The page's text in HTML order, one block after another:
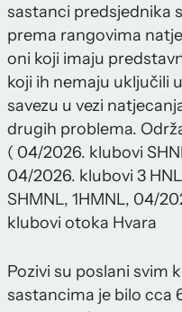
sastanci predsjednika
prema rangovima
oni koji imaju
koji ih nemaju uključili
savezu u vezi
drugih problema.
( 04/2026. klubovi
04/2026. klubovi 3
SHMNL, 1HMNL, 04/
klubovi otoka Hvara
Pozivi su poslani svim
sastancima je bilo cca